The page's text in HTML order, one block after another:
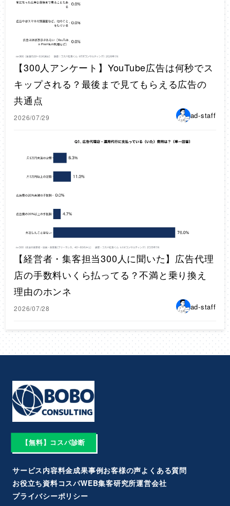
【300人アンケート】YouTube広告は何秒でス
キップされる？最後まで見てもらえる広告の
共通点
2026/07/29 ad-staff
【経営者・集客担当300人に聞いた】広告代理
店の手数料いくら払ってる？不満と乗り換え
理由のホンネ
2026/07/28 ad-staff
【無料】コスパ診断
サービス内容料金成果事例お客様の声よくある質問
お役立ち資料コスパWEB集客研究所運営会社
プライバシーポリシー